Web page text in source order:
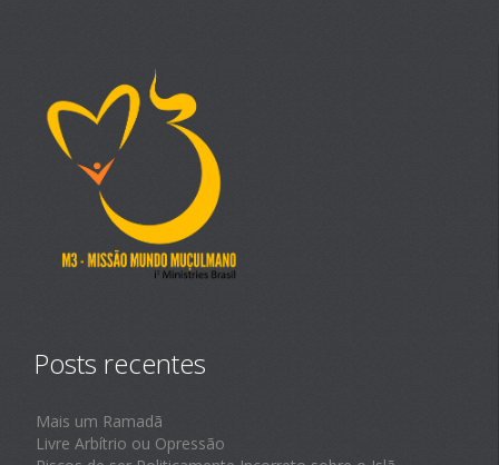
Posts recentes
Mais um Ramadã
Livre Arbítrio ou Opressão